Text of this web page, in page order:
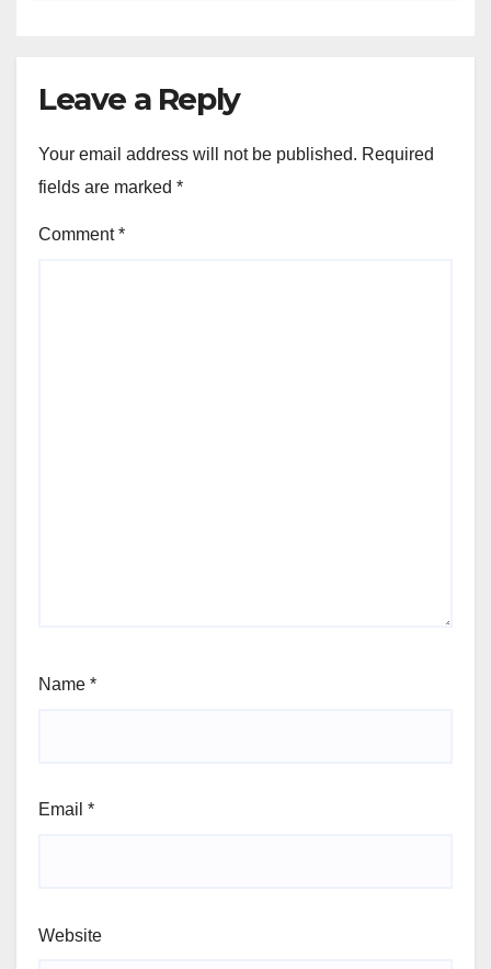
Leave a Reply
Your email address will not be published. Required
fields are marked *
Comment*
Name *
Email *
Website